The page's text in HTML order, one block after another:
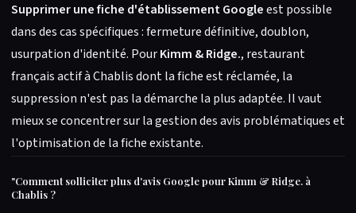
Supprimer une fiche d'établissement Googleest possible
dans des cas spécifiques : fermeture définitive, doublon,
usurpation d'identité. PourKimm & Ridge., restaurant
français actif à Chablis dont la fiche est réclamée, la
suppression n'est pas la démarche la plus adaptée. Il vaut
mieux se concentrer sur la gestion des avis problématiques et
l'optimisation de la fiche existante.
"Comment solliciter plus d'avis Google pour Kimm & Ridge. à
Chablis ?